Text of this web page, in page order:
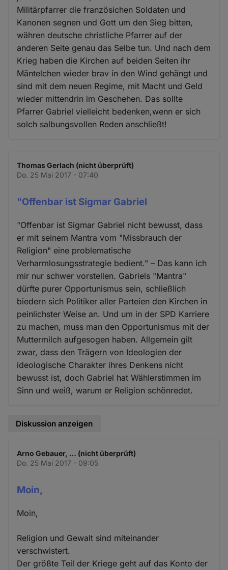
Militärpfarrer die französichen Soldaten und
Kanonen segnen und Gott um den Sieg bitten,
währen deutsche christliche Pfarrer auf der
anderen Seite genau das Selbe tun. Und nach dem
Krieg haben die Kirchen auf beiden Seiten ihr
Mäntelchen wieder brav in den Wind gehängt und
sind mit dem neuen Regime, mit Macht und Geld
wieder mittendrin im Geschehen. Das sollte
Pfarrer Gabriel vielleicht bedenken,wenn er sich
solch salbungsvollen Reden anschließt!
Thomas Gerlach (nicht überprüft)
Do. 25 Mai 2017 - 07:40
"Offenbar ist Sigmar Gabriel
"Offenbar ist Sigmar Gabriel nicht bewusst, dass
er mit seinem Mantra vom "Missbrauch der
Religion" eine problematische
Verharmlosungsstrategie bedient." – Das kann ich
mir nur schwer vorstellen. Gabriels "Mantra"
dürfte purer Opportunismus sein, schließlich
biedern sich Politiker aller Parteien den Kirchen in
peinlichster Weise an. Und um in der SPD Karriere
zu machen, muss man den Opportunismus mit der
Muttermilch aufgesogen haben. Allgemein gilt
zwar, dass den Trägern von Ideologien der
ideologische Charakter ihres Denkens nicht
bewusst ist, doch Gabriel hat Wählerstimmen im
Sinn und weiß, warum er Religion schönredet.
Diskussion anzeigen
Arno Gebauer, … (nicht überprüft)
Do. 25 Mai 2017 - 09:05
Moin,
Moin,
Religion und Gewalt sind miteinander
verschwistert.
Der größte Teil der Kriege geht auf das Konto der